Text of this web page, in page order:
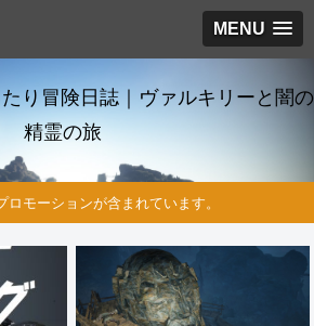
MENU
たり冒険日誌｜ヴァルキリーと闇の
精霊の旅
ロモーションが含まれています。